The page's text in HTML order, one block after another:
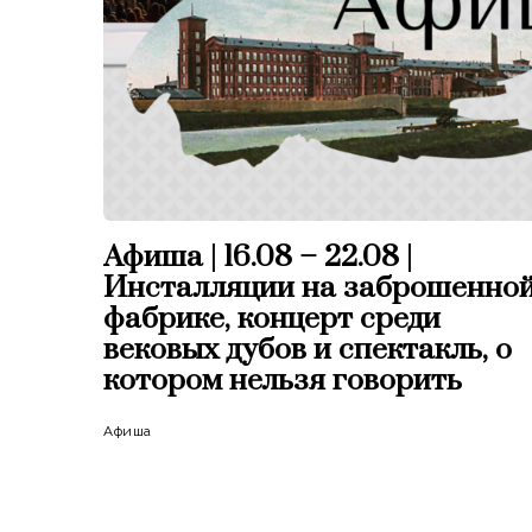
Афиша | 16.08 – 22.08 |
Инсталляции на
фабрике, концерт среди
вековых дубов и спектакль, о
котором нельзя говорить
Афиша